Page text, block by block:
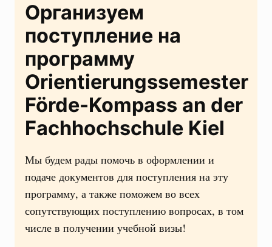
Организуем
поступление на
программу
Orientierungssemester
Förde-Kompass an der
Fachhochschule Kiel
Мы будем рады помочь в оформлении и
подаче документов для поступления на эту
программу, а также поможем во всех
сопутствующих поступлению вопросах, в том
числе в получении учебной визы!